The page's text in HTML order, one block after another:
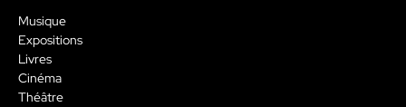
Musique
Expositions
Livres
Cinéma
Théâtre